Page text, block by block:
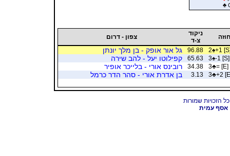
♣
חוזה
ניקוד
צ-ד
צפון - דרום
2♠+1
96.88 גל אור אופק - בן מלך יונתן
3♠-1 [S]
65.63 קפילוטו יעל - להב שירה
3♣= [E]
34.38 רובינס אורי - בלייכר אופיר
3♣+2
3.13 בן אדרת אורי - סהר הדר כרמל
אסף עמית